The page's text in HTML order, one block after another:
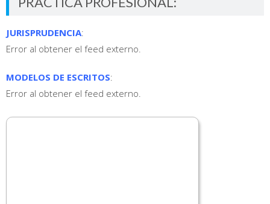
JURISPRUDENCIA:
Error al obtener el feed externo.
MODELOS DE ESCRITOS:
Error al obtener el feed externo.